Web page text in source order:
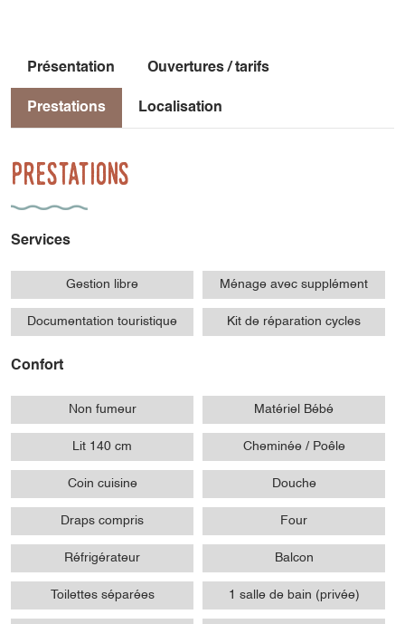
Présentation Ouvertures / tarifs
Prestations Localisation
Prestations
Services
Gestion libre Ménage avec supplément
Documentation touristique Kit de réparation cycles
Confort
Non fumeur Matériel Bébé
Lit 140 cm Cheminée / Poêle
Coin cuisine Douche
Draps compris Four
Réfrigérateur Balcon
Toilettes séparées 1 salle de bain (privée)